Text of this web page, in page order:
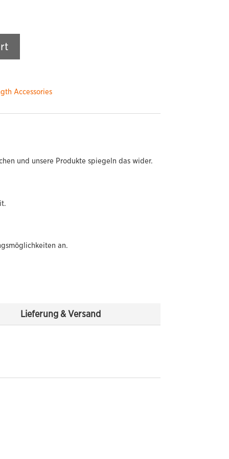
Accessories
und unsere Produkte spiegeln das wider.
an.
Lieferung & Versand